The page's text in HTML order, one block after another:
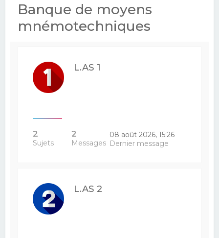
Banque de moyens
mnémotechniques
L.AS 1
2
Sujets
2
Messages
08 août 2026, 15:26
Dernier message
L.AS 2